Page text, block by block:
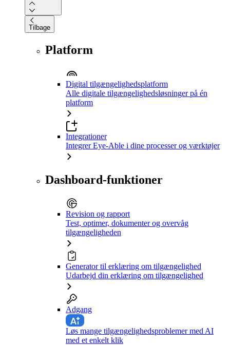
Tilbage
Platform
Digital tilgængelighedsplatform
Alle digitale tilgængelighedsløsninger på én
platform
Integrationer
Integrer Eye-Able i dine processer og værktøjer
Dashboard-funktioner
Revision og rapport
Test, optimer, dokumenter og overvåg
tilgængeligheden
Generator til erklæring om tilgængelighed
Udarbejd din erklæring om tilgængelighed
Adgang
Løs mange tilgængelighedsproblemer med AI
med et enkelt klik